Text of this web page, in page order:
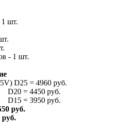
1 шт.
- 1 шт.
D25 = 4960 руб.
руб.
руб.
руб.
руб.